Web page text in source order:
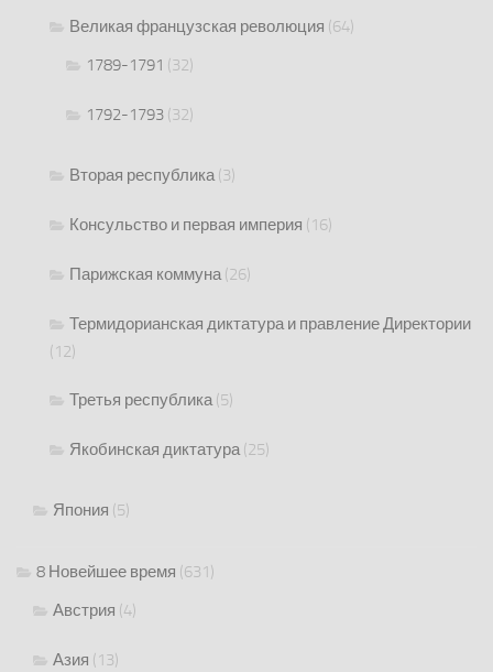
Великая французская революция (64)
1789-1791 (32)
1792-1793 (32)
Вторая республика(3)
Консульство и первая империя (16)
Парижская коммуна(26)
Термидорианская диктатура и правление Директории
(12)
Третья республика(5)
Якобинская диктатура(25)
Япония (5)
8 Новейшее время (631)
Австрия (4)
Азия (13)